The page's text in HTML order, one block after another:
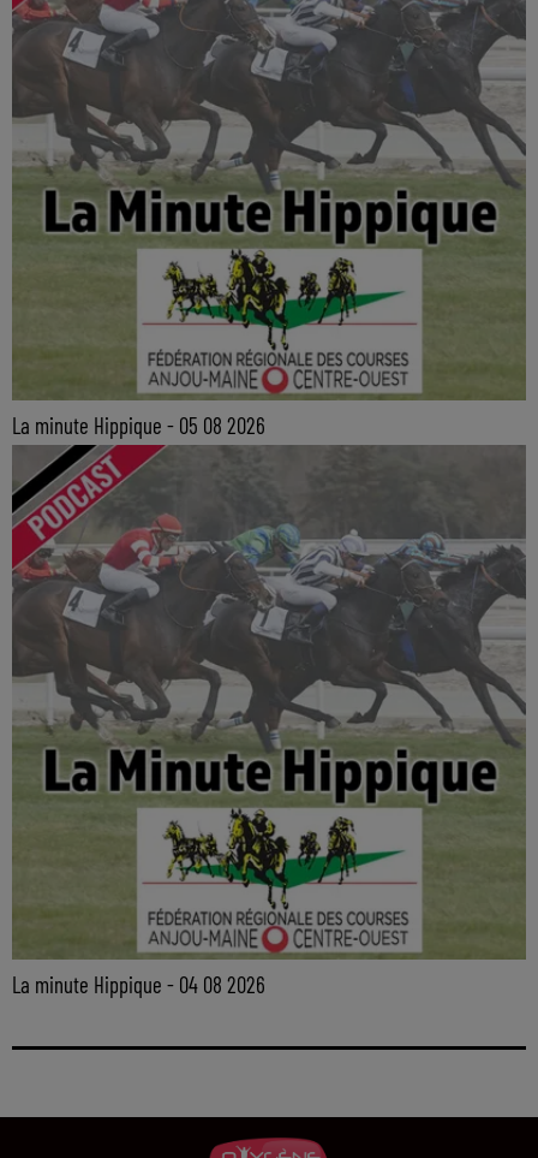
La minute Hippique - 05 08 2026
La minute Hippique - 04 08 2026